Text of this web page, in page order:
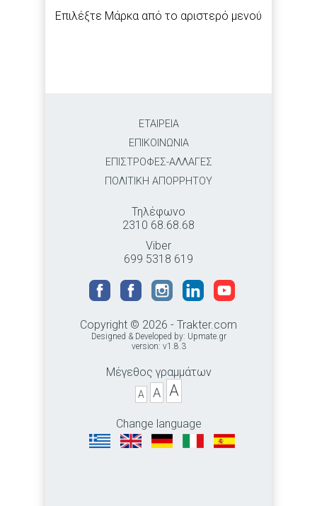
Επιλέξτε Μάρκα από το αριστερό μενού
ΕΤΑΙΡΕΙΑ
ΕΠΙΚΟΙΝΩΝΙΑ
ΕΠΙΣΤΡΟΦΕΣ-ΑΛΛΑΓΕΣ
ΠΟΛΙΤΙΚΗ ΑΠΟΡΡΗΤΟΥ
Τηλέφωνο
2310 68.68.68
Viber
699 5318 619
Copyright © 2026 - Trakter.com
Designed & Developed by: Upmate.gr
version: v1.8.3
Μέγεθος γραμμάτων
A A A
Change language